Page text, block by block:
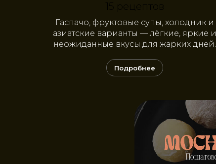
15 рецептов
Гаспачо, фруктовые супы, холодник и
азиатские варианты — лёгкие, яркие и
неожиданные вкусы для жарких дней.
Подробнее